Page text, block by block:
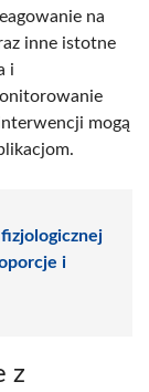
na
inne istotne
i
mogą
i
z